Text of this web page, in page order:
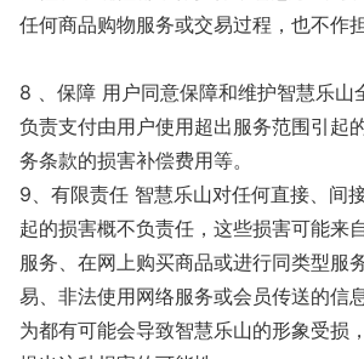
任何商品购物服务或交易过程，也不作
8 、保障 用户同意保障和维护智慧乐山
负责支付由用户使用超出服务范围引起
务条款的损害补偿费用等。
9、有限责任 智慧乐山对任何直接、间
起的损害概不负责任，这些损害可能来
服务、在网上购买商品或进行同类型服
易、非法使用网络服务或会员传送的信
为都有可能会导致智慧乐山的形象受损